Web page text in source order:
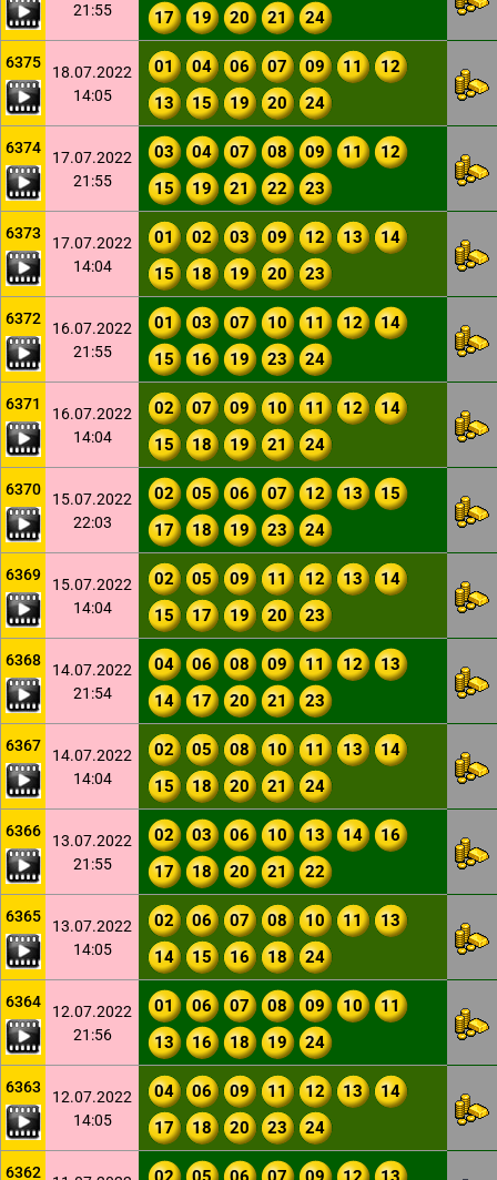
21:55
17
19 20 21 24
6375
18.07.2022
14:05
01 04 06 07 09 11
12
13
15 19 20 24
6374
17.07.2022
21:55
03 04 07 08 09 11
12
15
19 21 22 23
6373
17.07.2022
14:04
01 02 03 09 12 13
14
15
18 19 20 23
6372
16.07.2022
21:55
01 03 07 10 11 12
14
15
16 19 23 24
6371
16.07.2022
14:04
02 07 09 10 11 12
14
15
18 19 21 24
6370
15.07.2022
22:03
02 05 06 07 12 13
15
17
18 19 23 24
6369
15.07.2022
14:04
02 05 09 11 12 13
14
15
17 19 20 23
6368
14.07.2022
21:54
04 06 08 09 11 12
13
14
17 20 21 23
6367
14.07.2022
14:04
02 05 08 10 11 13
14
15
18 20 21 24
6366
13.07.2022
21:55
02 03 06 10 13 14
16
17
18 20 21 22
6365
13.07.2022
14:05
02 06 07 08 10 11
13
14
15 16 18 24
6364
12.07.2022
21:56
01 06 07 08 09 10
11
13
16 18 19 24
6363
12.07.2022
14:05
04 06 09 11 12 13
14
17
18 20 23 24
6362